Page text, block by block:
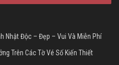
Nhật Độc – Đẹp – Vui Và Miễn Phí
Trên Các Tờ Vé Số Kiến Thiết